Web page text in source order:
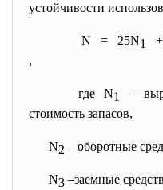
устойчивости
N = 25N1
,
где N1–
стоимость запасов,
N2 – оборотные
N3 –заемные